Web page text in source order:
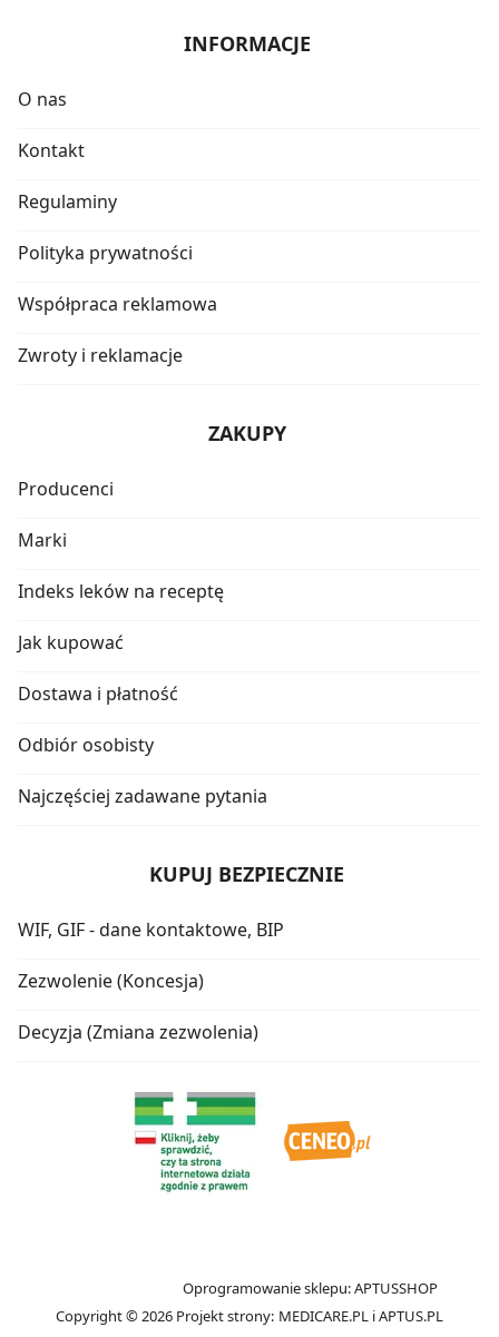
INFORMACJE
O nas
Kontakt
Regulaminy
Polityka prywatności
Współpraca reklamowa
Zwroty i reklamacje
ZAKUPY
Producenci
Marki
Indeks leków na receptę
Jak kupować
Dostawa i płatność
Odbiór osobisty
Najczęściej zadawane pytania
KUPUJ BEZPIECZNIE
WIF, GIF - dane kontaktowe, BIP
Zezwolenie (Koncesja)
Decyzja (Zmiana zezwolenia)
Copyright © 2026
Oprogramowanie sklepu:APTUSSHOP
Projekt strony: MEDICARE.PL iAPTUS.PL